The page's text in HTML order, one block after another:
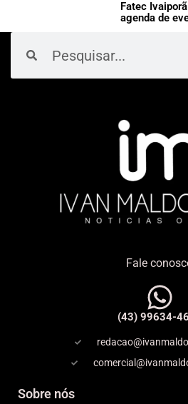
Fatec
agenda de
Fale
(43) 99634-
Sobre nós